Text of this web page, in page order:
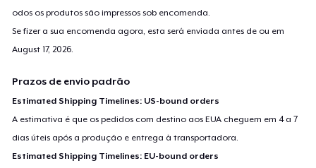
odos os produtos são impressos sob encomenda.
Se fizer a sua encomenda agora, esta será enviada antes de ou em
August 17, 2026
Prazos de envio padrão
Estimated Shipping Timelines: US-bound orders
A estimativa é que os pedidos com destino aos EUA cheguem em 4 a 7
dias úteis após a produção e entrega à transportadora.
Estimated Shipping Timelines: EU-bound orders